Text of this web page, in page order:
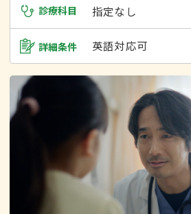
診療科目 指定なし
詳細条件 英語対応可